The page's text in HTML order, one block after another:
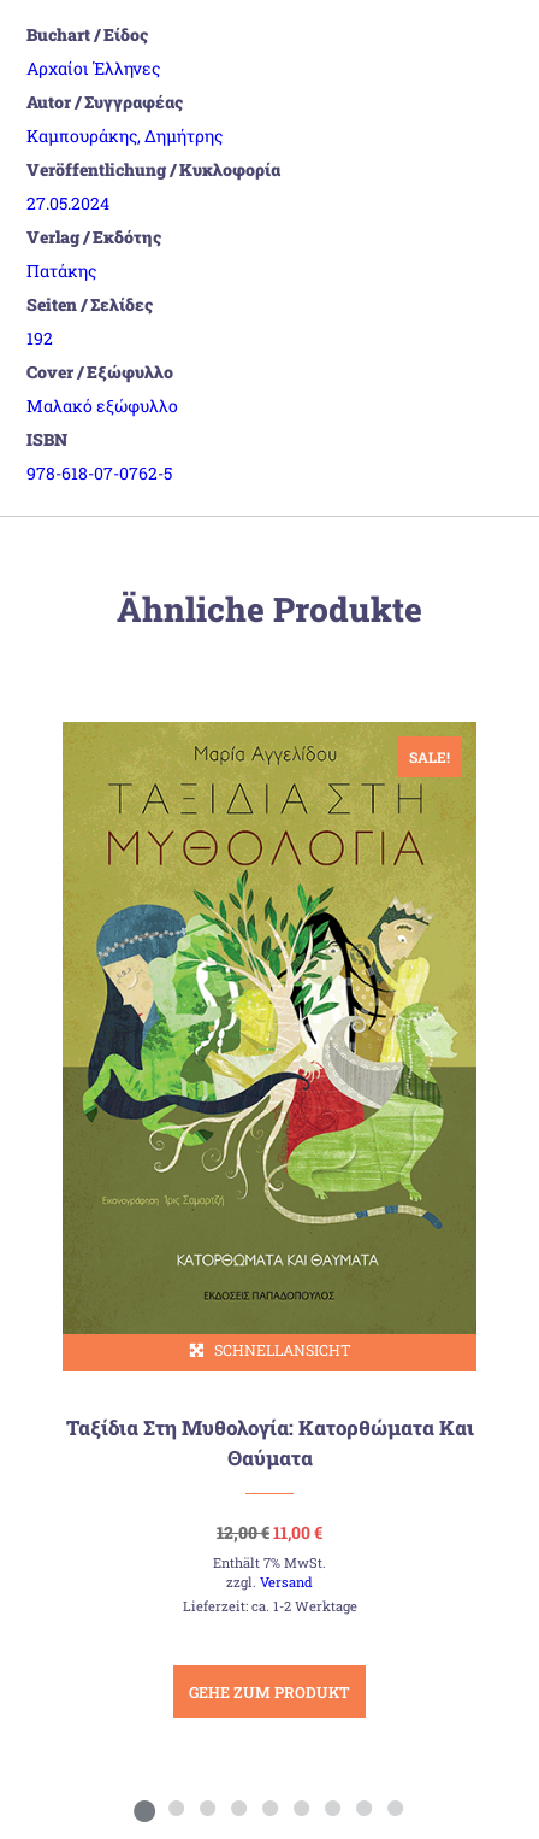
Buchart / Είδος
Αρχαίοι Έλληνες
Autor / Συγγραφέας
Καμπουράκης, Δημήτρης
Veröffentlichung / Κυκλοφορία
27.05.2024
Verlag / Εκδότης
Πατάκης
Seiten / Σελίδες
192
Cover / Εξώφυλλο
Μαλακό εξώφυλλο
ISBN
978-618-07-0762-5
Ähnliche Produkte
SALE!
SCHNELLANSICHT
Ταξίδια Στη Μυθολογία: Κατορθώματα Και
Θαύματα
12,00€Ursprünglicher
Preis
war:
12,00 €
11,00€Aktueller
ist:
Enthält 7% MwSt.
zzgl.Versand
Lieferzeit: ca. 1-2 Werktage
GEHE ZUM PRODUKT